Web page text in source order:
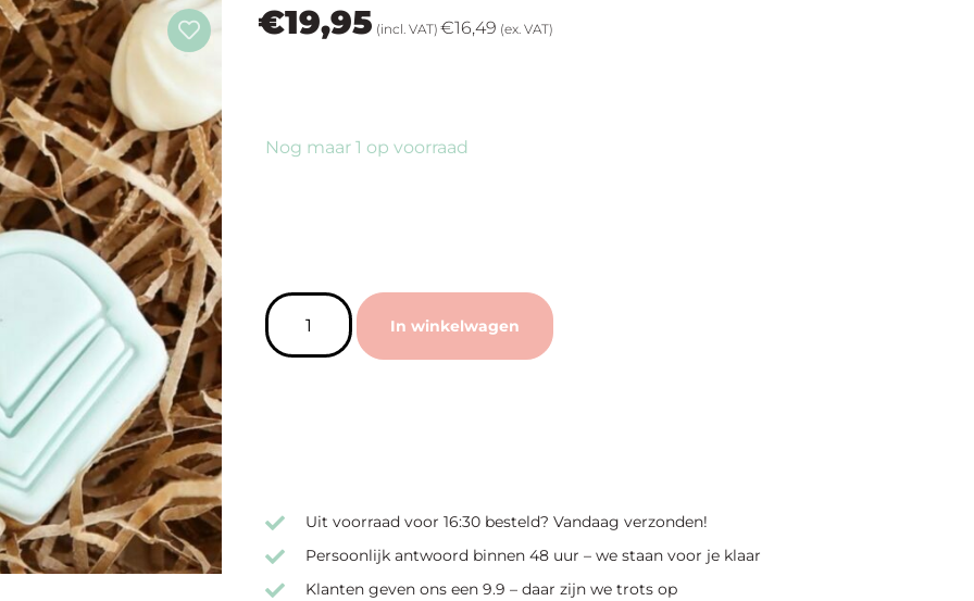
€19,95 (incl. VAT) €16,49 (ex. VAT)
Nog maar 1 op voorraad
In winkelwagen
Uit voorraad voor 16:30 besteld? Vandaag verzonden!
Persoonlijk antwoord binnen 48 uur – we staan voor je klaar
Klanten geven ons een 9.9 – daar zijn we trots op